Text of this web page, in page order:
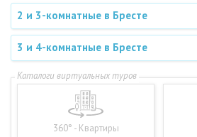
2 и 3-комнатные в Бресте
3 и 4-комнатные в Бресте
360° - Квартиры